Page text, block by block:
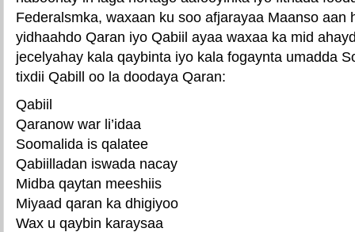
Federalsmka, waxaan ku soo afjarayaa Maanso aan
yidhaahdo Qaran iyo Qabiil ayaa waxaa ka mid
jecelyahay kala qaybinta iyo kala fogaynta umadda
tixdii Qabill oo la doodaya Qaran:
Qabiil
Qaranow war li’idaa
Soomalida is qalatee
Qabiilladan iswada nacay
Midba qaytan meeshiis
Miyaad qaran ka dhigiyoo
Wax u qaybin karaysaa